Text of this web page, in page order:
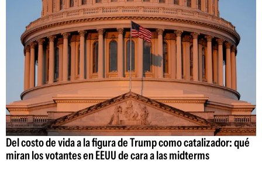
Del costo de vida a la figura de Trump como catalizador: qué
miran los votantes en EEUU de cara a las midterms